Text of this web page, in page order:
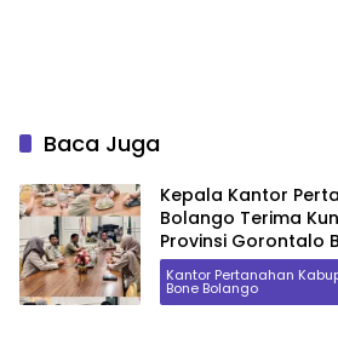
Baca Juga
Kepala Kantor
Bolango Terima
Provinsi Gorontalo
dan Redistribusi
Kantor Pertanahan
Bone Bolango